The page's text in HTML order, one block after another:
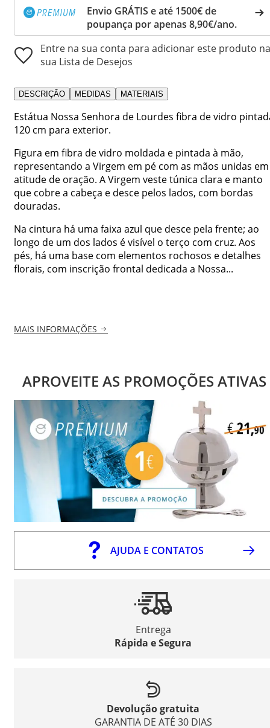
Envio GRÁTIS e até 1500€ de
poupança por apenas 8,90€/ano.
Entre na sua conta para adicionar este produto na
sua Lista de Desejos
DESCRIÇÃO MEDIDAS MATERIAIS
Estátua Nossa Senhora de Lourdes fibra de vidro
120 cm para exterior.
Figura em fibra de vidro moldada e pintada à mão,
representando a Virgem em pé com as mãos unidas em
atitude de oração. A Virgem veste túnica clara e manto
que cobre a cabeça e desce pelos lados, com bordas
douradas.
Na cintura há uma faixa azul que desce pela frente; ao
longo de um dos lados é visível o terço com cruz. Aos
pés, há uma base com elementos rochosos e detalhes
florais, com inscrição frontal dedicada a Nossa...
MAIS INFORMAÇÕES
APROVEITE AS PROMOÇÕES ATIVAS
AJUDA E CONTATOS
Entrega
Rápida e Segura
Devolução gratuita
GARANTIA DE ATÉ 30 DIAS